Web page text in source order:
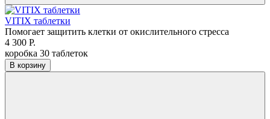
VITIX таблетки
Помогает защитить клетки от окислительного стресса
4 300 Р.
коробка 30 таблеток
В корзину